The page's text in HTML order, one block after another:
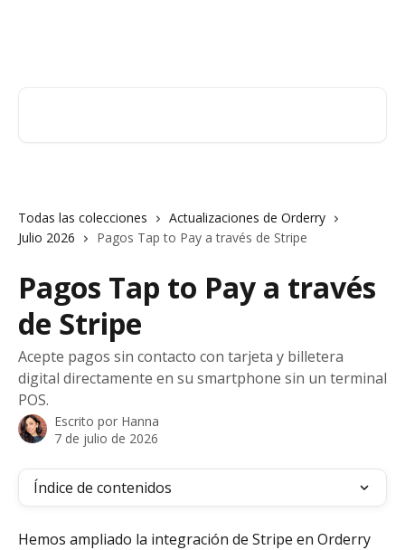
Todas las colecciones
Actualizaciones de Orderry
Julio 2026
Pagos Tap to Pay a través de Stripe
Pagos Tap to Pay a través
de Stripe
Acepte pagos sin contacto con tarjeta y billetera
digital directamente en su smartphone sin un terminal
POS.
Escrito por Hanna
7 de julio de 2026
Índice de contenidos
Hemos ampliado la integración de Stripe en Orderry